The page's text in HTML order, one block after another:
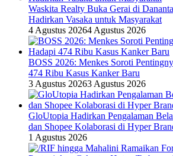
Waskita Realty Buka Gerai di
Hadirkan Vasaka untuk Masyarakat
4 Agustus 20264 Agustus 2026
BOSS 2026: Menkes Soroti
474 Ribu Kasus Kanker Baru
3 Agustus 20263 Agustus 2026
GloUtopia Hadirkan Pengalaman
dan Shopee Kolaborasi di Hyper
1 Agustus 2026